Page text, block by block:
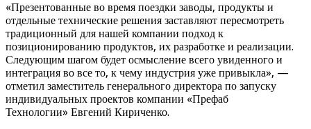
«Презентованные во время поездки заводы, продукты и
отдельные технические решения заставляют пересмотреть
традиционный для нашей компании подход к
позиционированию продуктов, их разработке и реализации.
Следующим шагом будет осмысление всего увиденного и
интеграция во все то, к чему индустрия уже привыкла», —
отметил заместитель генерального директора по запуску
индивидуальных проектов компании «Префаб
Технологии» Евгений Кириченко.